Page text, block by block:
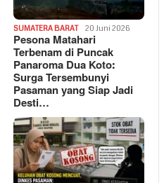
SUMATERA BARAT 20 Juni 2026
Pesona Matahari
Terbenam di Puncak
Panaroma Dua Koto:
Surga Tersembunyi
Pasaman yang Siap Jadi
Desti…